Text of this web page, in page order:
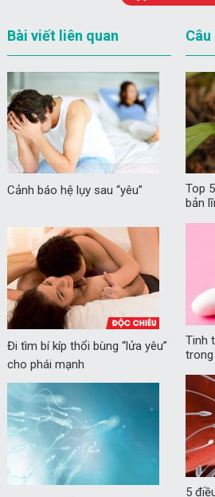
Bài viết liên quan
Cảnh báo hệ lụy sau “yêu”
Đi tìm bí kíp thổi bùng “lửa yêu”
cho phái mạnh
Top
bản
Tinh
trong
5